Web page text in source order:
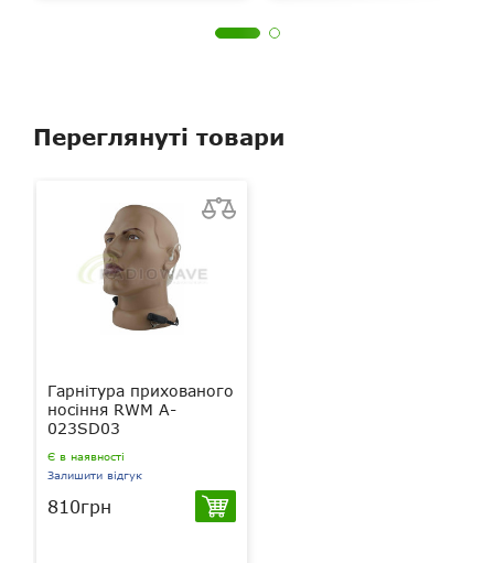
Переглянуті товари
Гарнітура прихованого
носіння RWM A-
023SD03
Є в наявності
Залишити відгук
810грн